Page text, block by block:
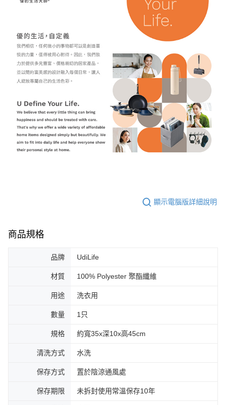
顯示電腦版詳細說明
商品規格
品牌 UdiLife
材質 100% Polyester 聚酯纖維
用途 洗衣用
數量 1只
規格 約寬35x深10x高45cm
清洗方式 水洗
保存方式 置於陰涼通風處
保存期限 未拆封使用常溫保存10年